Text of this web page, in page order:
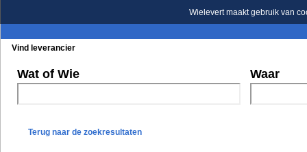
Wielevert maakt gebruik van
Vind leverancier
Wat of Wie Waar
Terug naar de zoekresultaten